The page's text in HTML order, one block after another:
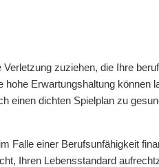
zuziehen, die Ihre
Erwartungshaltung können
einen dichten Spielplan zu
Falle einer Berufsunfähigkeit
Ihren Lebensstandard